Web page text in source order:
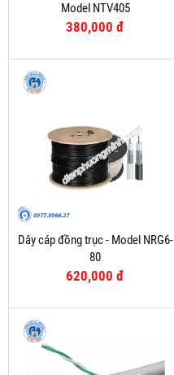
Model NTV405
380,000 đ
Dây cáp đồng trục - Model NRG6-
80
620,000 đ